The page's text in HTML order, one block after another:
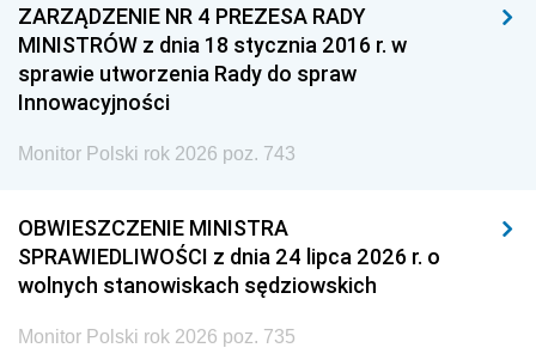
ZARZĄDZENIE NR 4 PREZESA RADY
MINISTRÓW z dnia 18 stycznia 2016 r. w
sprawie utworzenia Rady do spraw
Innowacyjności
Monitor Polski rok 2026 poz. 743
OBWIESZCZENIE MINISTRA
SPRAWIEDLIWOŚCI z dnia 24 lipca 2026 r. o
wolnych stanowiskach sędziowskich
Monitor Polski rok 2026 poz. 735